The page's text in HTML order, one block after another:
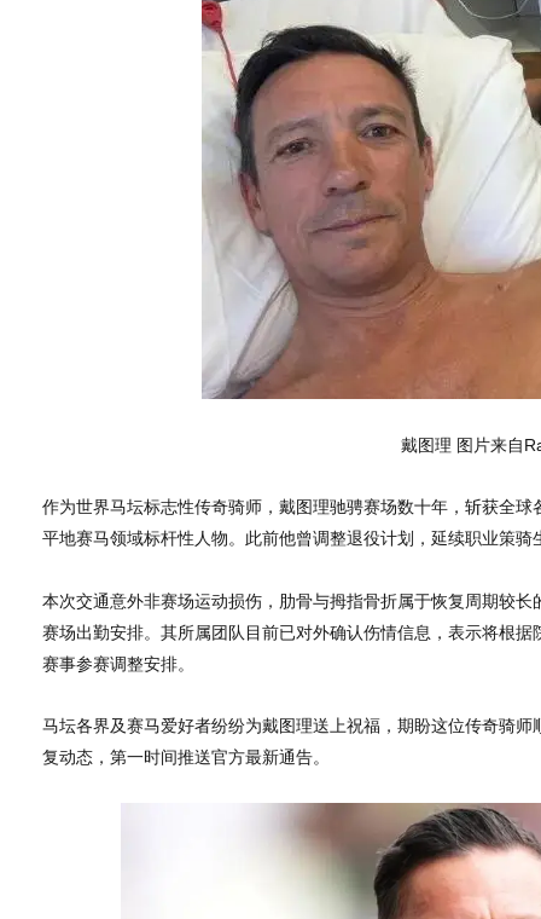
戴图理 图片来自
作为世界马坛标志性传奇骑师，戴图理驰骋赛场数十年，斩获全
平地赛马领域标杆性人物。此前他曾调整退役计划，延续职业策
本次交通意外非赛场运动损伤，肋骨与拇指骨折属于恢复周期较
赛场出勤安排。其所属团队目前已对外确认伤情信息，表示将根
赛事参赛调整安排。
马坛各界及赛马爱好者纷纷为戴图理送上祝福，期盼这位传奇骑
复动态，第一时间推送官方最新通告。